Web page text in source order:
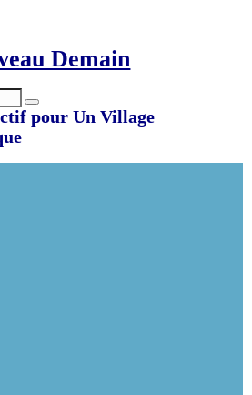
Demain
pour Un Village